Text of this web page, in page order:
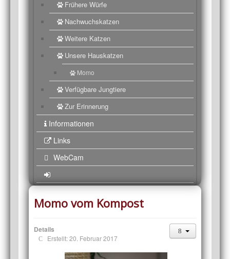
Frühere Würfe
Nachwuchskatzen
Weitere Katzen
Unsere Hauskatzen
Momo
Verfügbare Jungtiere
Zur Erinnerung
Informationen
Links
WebCam
Momo vom Kompost
Details
Erstellt: 20. Februar 2017